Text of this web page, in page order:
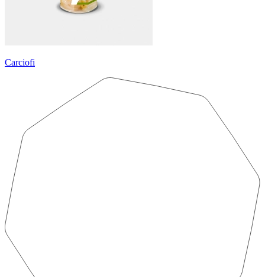
Carciofi